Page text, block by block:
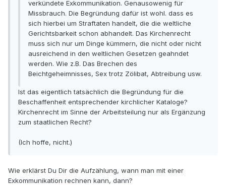
verkündete Exkommunikation. Genausowenig für
Missbrauch. Die Begründung dafür ist wohl. dass es
sich hierbei um Straftaten handelt, die die weltliche
Gerichtsbarkeit schon abhandelt. Das Kirchenrecht
muss sich nur um Dinge kümmern, die nicht oder nicht
ausreichend in den weltlichen Gesetzen geahndet
werden. Wie z.B. Das Brechen des
Beichtgeheimnisses, Sex trotz Zölibat, Abtreibung usw.
Ist das eigentlich tatsächlich die Begründung für die
Beschaffenheit entsprechender kirchlicher Kataloge?
Kirchenrecht im Sinne der Arbeitsteilung nur als Ergänzung
zum staatlichen Recht?
(Ich hoffe, nicht.)
Wie erklärst Du Dir die Aufzählung, wann man mit einer
Exkommunikation rechnen kann, dann?